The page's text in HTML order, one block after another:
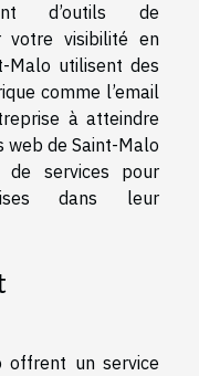
d’outils de
votre visibilité en
Malo utilisent des
comme l’email
à atteindre
web de Saint-Malo
de services pour
dans leur
offrent un service